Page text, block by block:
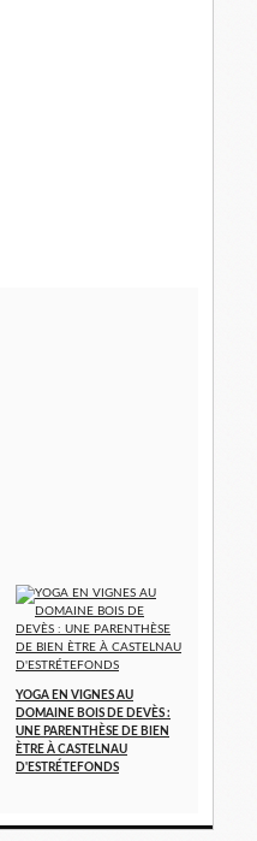
YOGA EN VIGNES AU
DOMAINE BOIS DE DEVÈS :
UNE PARENTHÈSE DE BIEN
ÈTRE À CASTELNAU
D'ESTRÉTEFONDS